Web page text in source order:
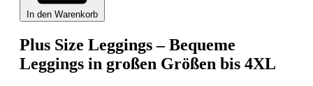
In den Warenkorb
Plus Size Leggings – Bequeme
Leggings in großen Größen bis 4XL